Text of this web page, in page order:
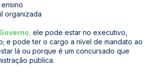
organizada
Governo ele pode estar no executivo,
e pode ter o cargo a nível de mandato ao
lá ou porque é um concursado que
pública.